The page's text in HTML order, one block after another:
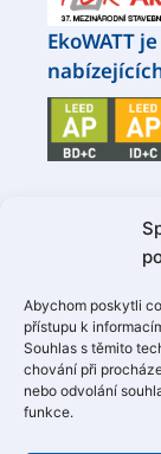
Abychom poskytli
přístupu k
Souhlas s těmito
chování při
nebo odvolání
funkce.
EkoWATT
Naši